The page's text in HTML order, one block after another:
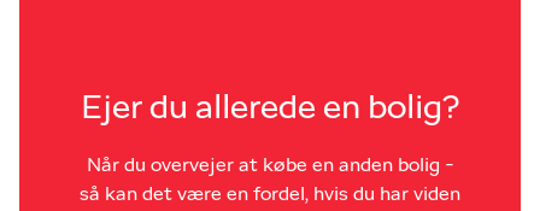
Ejer du allerede en bolig?
Når du overvejer at købe en anden bolig -
så kan det være en fordel, hvis du har viden